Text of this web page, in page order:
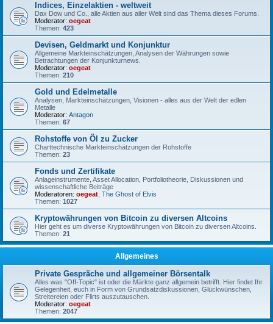
Indices, Einzelaktien - weltweit
Dax Dow und Co., alle Aktien aus aller Welt sind das Thema dieses Forums.
Moderator: oegeat
Themen: 423
Devisen, Geldmarkt und Konjunktur
Allgemeine Markteinschätzungen, Analysen der Währungen sowie
Betrachtungen der Konjunkturnews.
Moderator: oegeat
Themen: 210
Gold und Edelmetalle
Analysen, Markteinschätzungen, Visionen - alles aus der Welt der edlen
Metalle
Moderator: Antagon
Themen: 67
Rohstoffe von Öl zu Zucker
Charttechnische Markteinschätzungen der Rohstoffe
Themen: 23
Fonds und Zertifikate
Anlageinstrumente, Asset Allocation, Portfoliotheorie, Diskussionen und
wissenschaftliche Beiträge
Moderatoren: oegeat The Ghost of Elvis
Themen: 1027
Kryptowährungen von Bitcoin zu diversen Altcoins
Hier geht es um diverse Kryptowährungen von Bitcoin zu diversen Altcoins.
Themen: 21
Allgemeines
Private Gespräche und allgemeiner Börsentalk
Alles was "Off-Topic" ist oder die Märkte ganz allgemein betrifft. Hier findet Ihr
Gelegenheit, euch in Form von Grundsatzdiskussionen, Glückwünschen,
Streitereien oder Flirts auszutauschen.
Moderator: oegeat
Themen: 2047